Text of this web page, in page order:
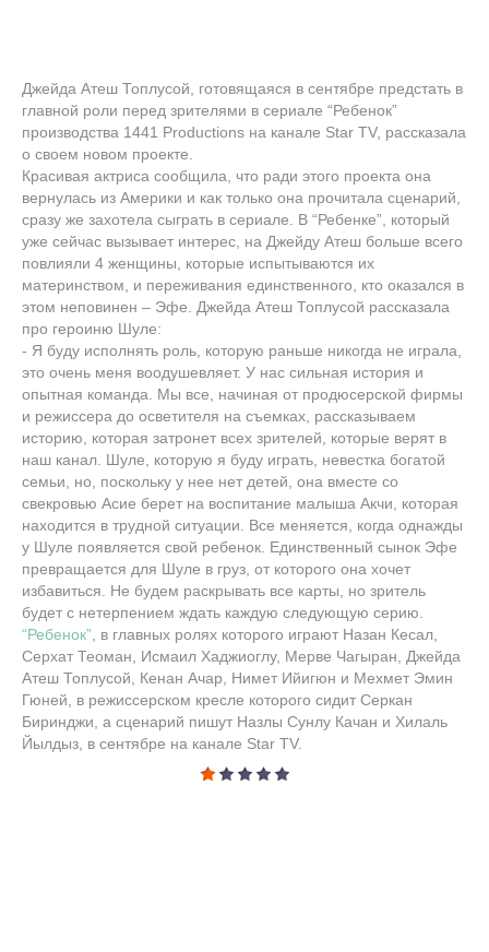
Джейда Атеш Топлусой, готовящаяся в сентябре предстать в
главной роли перед зрителями в сериале “Ребенок”
производства 1441 Productions на канале Star TV, рассказала
о своем новом проекте.
Красивая актриса сообщила, что ради этого проекта она
вернулась из Америки и как только она прочитала сценарий,
сразу же захотела сыграть в сериале. В “Ребенке”, который
уже сейчас вызывает интерес, на Джейду Атеш больше всего
повлияли 4 женщины, которые испытываются их
материнством, и переживания единственного, кто оказался в
этом неповинен – Эфе. Джейда Атеш Топлусой рассказала
про героиню Шуле:
- Я буду исполнять роль, которую раньше никогда не играла,
это очень меня воодушевляет. У нас сильная история и
опытная команда. Мы все, начиная от продюсерской фирмы
и режиссера до осветителя на съемках, рассказываем
историю, которая затронет всех зрителей, которые верят в
наш канал. Шуле, которую я буду играть, невестка богатой
семьи, но, поскольку у нее нет детей, она вместе со
свекровью Асие берет на воспитание малыша Акчи, которая
находится в трудной ситуации. Все меняется, когда однажды
у Шуле появляется свой ребенок. Единственный сынок Эфе
превращается для Шуле в груз, от которого она хочет
избавиться. Не будем раскрывать все карты, но зритель
будет с нетерпением ждать каждую следующую серию.
“Ребенок” , в главных ролях которого играют Назан Кесал,
Серхат Теоман, Исмаил Хаджиоглу, Мерве Чагыран, Джейда
Атеш Топлусой, Кенан Ачар, Нимет Ийигюн и Мехмет Эмин
Гюней, в режиссерском кресле которого сидит Серкан
Биринджи, а сценарий пишут Назлы Сунлу Качан и Хилаль
Йылдыз, в сентябре на канале Star TV.